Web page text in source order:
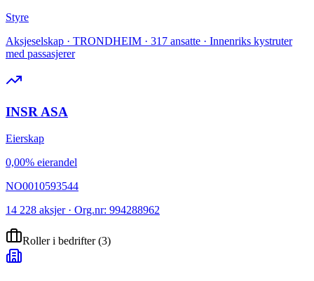
Styre
Aksjeselskap · TRONDHEIM · 317 ansatte · Innenriks kystruter
med passasjerer
INSR ASA
Eierskap
0,00% eierandel
NO0010593544
14 228 aksjer · Org.nr: 994288962
Roller i bedrifter(3)